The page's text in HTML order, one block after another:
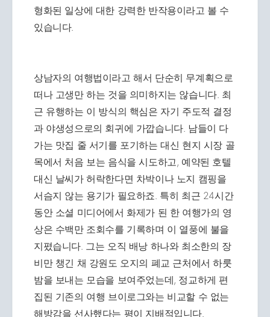
형화된 일상에 대한 강력한 반작용이라고 볼 수
있습니다.
상남자의 여행법이라고 해서 단순히 무계획으로
떠나 고생만 하는 것을 의미하지는 않습니다. 최
근 유행하는 이 방식의 핵심은 자기 주도적 결정
과 야생성으로의 회귀에 가깝습니다. 남들이 다
가는 맛집 줄 서기를 포기하는 대신 현지 시장 골
목에서 처음 보는 음식을 시도하고, 예약된 호텔
대신 날씨가 허락한다면 차박이나 노지 캠핑을
서슴지 않는 용기가 필요하죠. 특히 최근 24시간
동안 소셜 미디어에서 화제가 된 한 여행가의 영
상은 수백만 조회수를 기록하며 이 열풍에 불을
지폈습니다. 그는 오직 배낭 하나와 최소한의 장
비만 챙긴 채 강원도 오지의 폐교 근처에서 하룻
밤을 보내는 모습을 보여주었는데, 정교하게 편
집된 기존의 여행 브이로그와는 비교할 수 없는
해방감을 선사했다는 평이 지배적입니다.